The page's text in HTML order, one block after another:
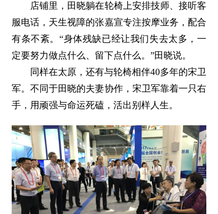
店铺里，田晓躺在轮椅上安排技师、接听客
服电话，天生视障的张嘉宣专注按摩业务，配合
有条不紊。“身体残缺已经让我们失去太多，一
定要努力做点什么、留下点什么。”田晓说。
同样在太原，还有与轮椅相伴40多年的宋卫
军。不同于田晓的夫妻协作，宋卫军靠着一只右
手，用顽强与命运死磕，活出别样人生。